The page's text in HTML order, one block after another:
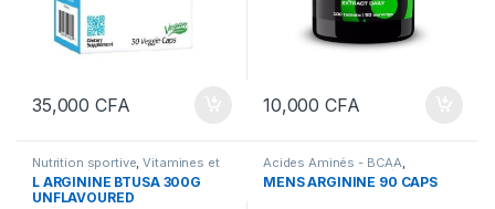
35,000CFA 10,000CFA
Nutrition sportive ,Vitamines et
sels minéraux
L ARGININE BTUSA 300G
UNFLAVOURED
Acides Aminés - BCAA
Boosters de Testostérone,
Compléments Alimentaires,
MENS ARGININE 90 CAPS